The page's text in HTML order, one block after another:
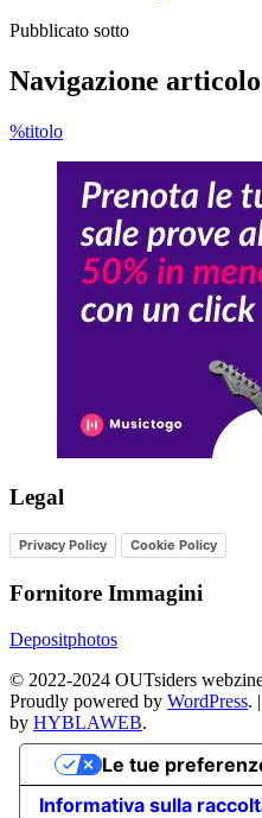
Pubblicato sotto
Navigazione articolo
%titolo
Legal
Privacy Policy Cookie Policy
Fornitore Immagini
Depositphotos
© 2022-2024 OUTsiders
Proudly powered by WordPress. |
by HYBLAWEB.
Informativa sulla
Le tue